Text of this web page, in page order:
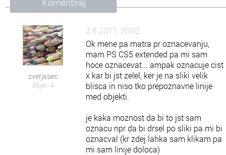
Komentiraj
zverjasec
Objav: 4
2.8.2011, 20:02
Ok mene pa matra pr oznacevanju,
mam PS CS5 extended pa mi sam
hoce oznacevat... ampak oznacuje cist
x kar bi jst zelel, ker je na sliki velik
blisca in niso tko prepoznavne linije
med objekti.
je kaka moznost da bi to jst sam
oznacu npr da bi drsel po sliki pa mi bi
oznacval (kr zdej lahka sam klikam pa
mi sam linije doloca)